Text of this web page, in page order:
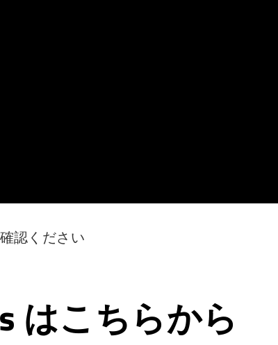
認ください
はこちらから